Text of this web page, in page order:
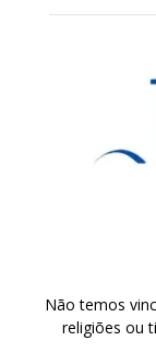
Não temos
religiões ou